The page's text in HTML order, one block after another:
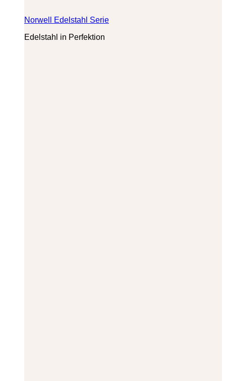
Norwell Edelstahl Serie
Edelstahl in Perfektion